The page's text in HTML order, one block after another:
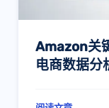
Amazon关
电商数据分